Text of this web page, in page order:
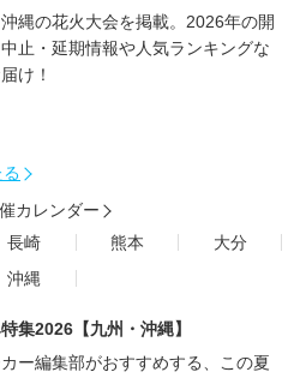
縄の花火大会を掲載。2026年の開
止・延期情報や人気ランキングな
け！
カレンダー
長崎 熊本
大分
沖縄
集2026【九州・沖縄】
ー編集部がおすすめする、この夏